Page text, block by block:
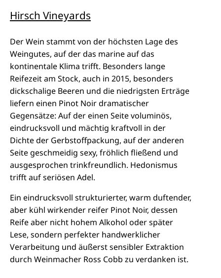
Hirsch Vineyards
Der Wein stammt von der höchsten Lage des
Weingutes, auf der das marine auf das
kontinentale Klima trifft. Besonders lange
Reifezeit am Stock, auch in 2015, besonders
dickschalige Beeren und die niedrigsten Erträge
liefern einen Pinot Noir dramatischer
Gegensätze: Auf der einen Seite voluminös,
eindrucksvoll und mächtig kraftvoll in der
Dichte der Gerbstoffpackung, auf der anderen
Seite geschmeidig sexy, fröhlich fließend und
ausgesprochen trinkfreundlich. Hedonismus
trifft auf seriösen Adel.
Ein eindrucksvoll strukturierter, warm duftender,
aber kühl wirkender reifer Pinot Noir, dessen
Reife aber nicht hohem Alkohol oder später
Lese, sondern perfekter handwerklicher
Verarbeitung und äußerst sensibler Extraktion
durch Weinmacher Ross Cobb zu verdanken ist.